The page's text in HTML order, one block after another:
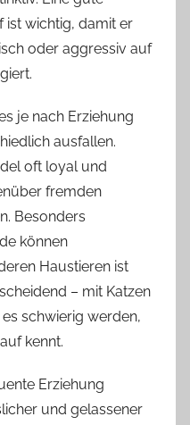
ist wichtig, damit er
oder aggressiv auf
je nach Erziehung
ausfallen.
oft loyal und
fremden
Besonders
können
Haustieren ist
– mit Katzen
schwierig werden,
kennt.
Erziehung
und gelassener